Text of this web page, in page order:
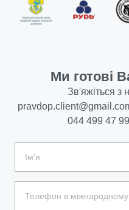
Ми готові
Зв'яжіться з
044 499 47 99